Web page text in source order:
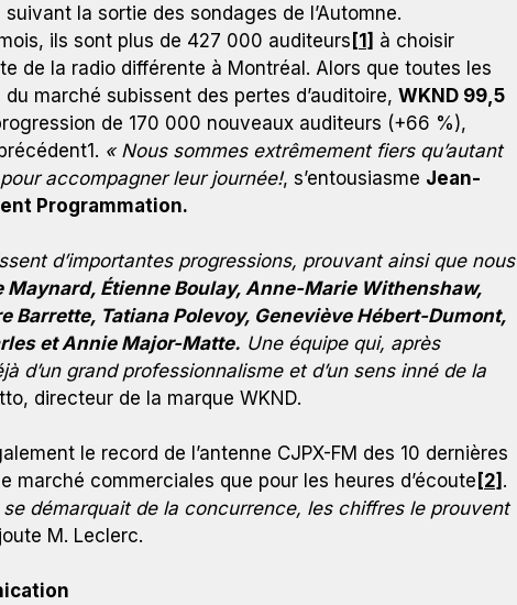
à Montréal!
la sortie des sondages de l’Automne.
ils sont plus de 427 000 auditeurs [1] à choisir
de la radio différente à Montréal. Alors que toutes les
marché subissent des pertes d’auditoire, WKND 99,5
de 170 000 nouveaux auditeurs (+66 %),
« Nous sommes extrêmement fiers qu’autant
accompagner leur journée!, s’entousiasme Jean-
Programmation.
d’importantes progressions, prouvant ainsi que nous
Maynard, Étienne Boulay, Anne-Marie Withenshaw,
Barrette, Tatiana Polevoy, Geneviève Hébert-Dumont,
et Annie Major-Matte. Une équipe qui, après
d’un grand professionnalisme et d’un sens inné de la
directeur de la marque WKND.
le record de l’antenne CJPX-FM des 10 dernières
marché commerciales que pour les heures d’écoute [2] .
démarquait de la concurrence, les chiffres le prouvent
M. Leclerc.